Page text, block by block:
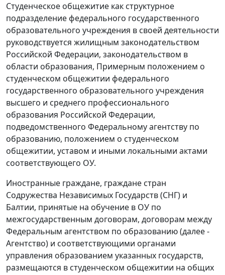
Студенческое общежитие как структурное
подразделение федерального государственного
образовательного учреждения в своей деятельности
руководствуется жилищным законодательством
Российской Федерации, законодательством в
области образования, Примерным положением о
студенческом общежитии федерального
государственного образовательного учреждения
высшего и среднего профессионального
образования Российской Федерации,
подведомственного Федеральному агентству по
образованию, положением о студенческом
общежитии, уставом и иными локальными актами
соответствующего ОУ.
Иностранные граждане, граждане стран
Содружества Независимых Государств (СНГ) и
Балтии, принятые на обучение в ОУ по
межгосударственным договорам, договорам между
Федеральным агентством по образованию (далее -
Агентство) и соответствующими органами
управления образованием указанных государств,
размещаются в студенческом общежитии на общих